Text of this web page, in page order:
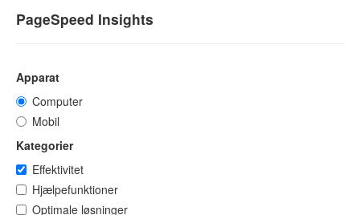
PageSpeed Insights
Apparat
Computer
Mobil
Kategorier
Effektivitet
Hjælpefunktioner
Optimale løsninger